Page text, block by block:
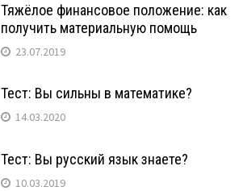
Тяжёлое финансовое положение: как
получить материальную помощь
23.07.2019
Тест: Вы сильны в математике?
14.03.2020
Тест: Вы русский язык знаете?
10.03.2019